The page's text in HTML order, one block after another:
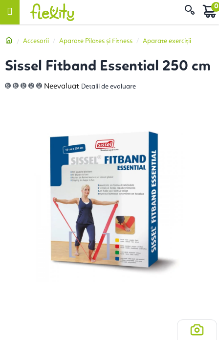
AcasăAccesorii Aparate Pilates și Fitness Aparate exerciții
Sissel Fitband Essential 250 cm
Evaluarea
medie
Neevaluat Detalii de evaluare